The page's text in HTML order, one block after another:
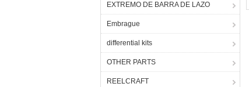
EXTREMO DE BARRA DE LAZO
Embrague
differential kits
OTHER PARTS
REELCRAFT